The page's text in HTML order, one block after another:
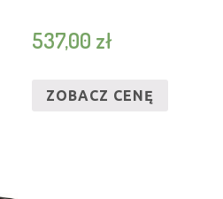
537,00 zł
ZOBACZ CENĘ